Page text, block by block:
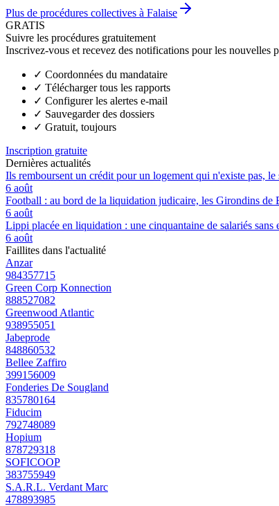
Plus de procédures collectives à Falaise
GRATIS
Suivre les procédures gratuitement
Inscrivez-vous et recevez des notifications pour les nouvelles
✓ Coordonnées du mandataire
✓ Télécharger tous les rapports
✓ Configurer les alertes e-mail
✓ Sauvegarder des dossiers
✓ Gratuit, toujours
Inscription gratuite
Dernières actualités
Ils remboursent un crédit pour un logement qui n'existe pas,
6 août
Football : au bord de la liquidation judicaire, les Girondins de
6 août
Lippi placée en liquidation : une cinquantaine de salariés sans
6 août
Faillites dans l'actualité
Anzar
984357715
Green Corp Konnection
888527082
Greenwood Atlantic
938955051
Jabeprode
848860532
Bellee Zaffiro
399156009
Fonderies De Sougland
835780164
Fiducim
792748089
Hopium
878729318
SOFICOOP
383755949
S.A.R.L. Verdant Marc
478893985